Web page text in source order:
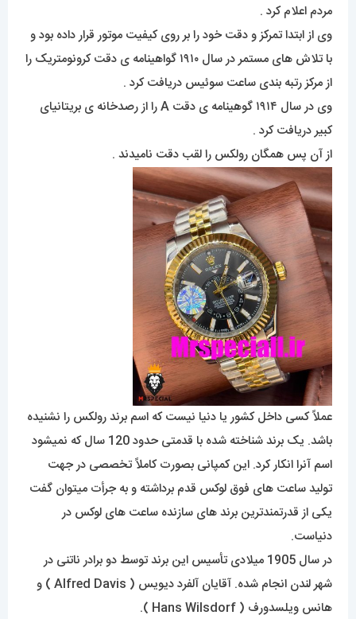
مردم اعلام کرد .
وی از ابتدا تمرکز و دقت خود را بر روی کیفیت موتور قرار داده بود و
با تلاش های مستمر در سال ۱۹۱۰ گواهینامه ی دقت کرونومتریک را
از مرکز رتبه بندی ساعت سوئیس دریافت کرد .
وی در سال ۱۹۱۴ گوهینامه ی دقت A را از رصدخانه ی بریتانیای
کبیر دریافت کرد .
از آن پس همگان رولکس را لقب دقت نامیدند .
عملاً کسی داخل کشور یا دنیا نیست که اسم برند رولکس را نشنیده
باشد. یک برند شناخته شده با قدمتی حدود 120 سال که نمیشود
اسم آنرا انکار کرد. این کمپانی بصورت کاملاً تخصصی در جهت
تولید ساعت های فوق لوکس قدم برداشته و به جرأت میتوان گفت
یکی از قدرتمندترین برند های سازنده ساعت های لوکس در
دنیاست.
در سال 1905 میلادی تأسیس این برند توسط دو برادر ناتنی در
شهر لندن انجام شده. آقایان آلفرد دیویس ( Alfred Davis ) و
هانس ویلسدورف ( Hans Wilsdorf ).